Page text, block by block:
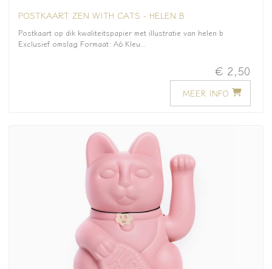
POSTKAART ZEN WITH CATS - HELEN B
Postkaart op dik kwaliteitspapier met illustratie van helen b
Exclusief omslag Formaat: A6 Kleu...
€ 2,50
MEER INFO